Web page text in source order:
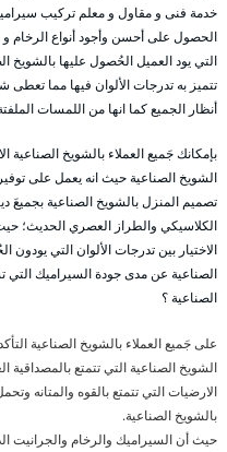
خدمة فنى و مقاول و معلم تركيب
الحصول على أحسن وأجود أنواع الرخام و
التي يود العميل الحُصول عليها بالشويخ
تتميز به تدرجات الألوان فيها مما
أنظار الجميع كما انها من اللمسات
بإمكانك جَميع العملاء بالشويخ
الشويخ الصناعية حيث انه يعمل على
تصميم المنزل بالشويخ الصناعية بجميعَ
الكلاسيكي والطراز العصري الحديث؛
الاختيار بين تدرجات الألوان التي
الصناعية عن مدى جودة السيراميك
الصناعية ؟
على جَميع العملاء بالشويخ الصناعية
الشويخ الصناعية التي تتمتع بالمصداقية
الارضيات التي تتمتع بالقوه والمتانه
بالشويخ الصناعية.
حيث أن السيراميك والرخام